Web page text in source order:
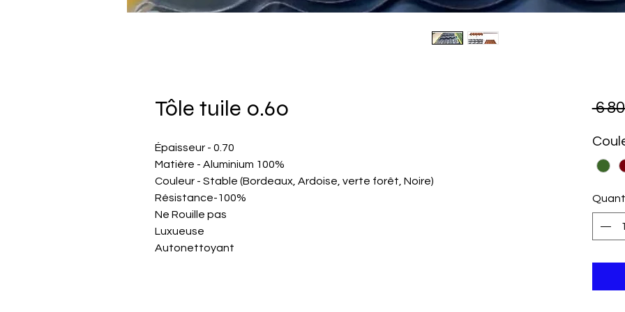
Tôle tuile 0.60
Épaisseur - 0.70
Matière - Aluminium 100%
Couleur - Stable (Bordeaux, Ardoise, verte forêt, Noire)
Résistance-100%
Ne Rouille pas
Luxueuse
Autonettoyant
6